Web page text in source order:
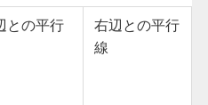
との平行
右辺との平行
線